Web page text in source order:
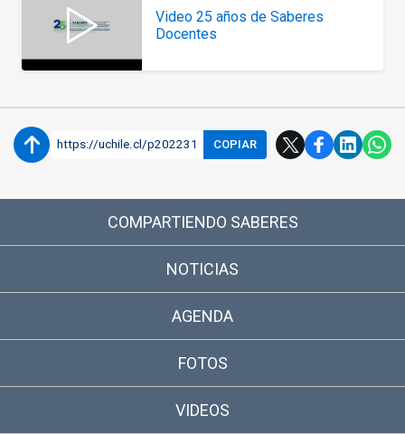
Video 25 años de Saberes
Docentes
https://uchile.cl/p202231 COPIAR
COMPARTIENDO SABERES
NOTICIAS
AGENDA
FOTOS
VIDEOS